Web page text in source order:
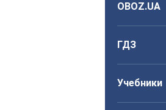
OBOZ.UA
ГДЗ
Учебники